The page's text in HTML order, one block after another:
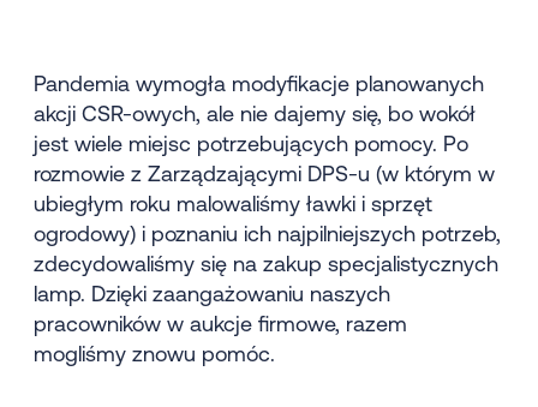
Pandemia wymogła modyfikacje planowanych
akcji CSR-owych, ale nie dajemy się, bo wokół
jest wiele miejsc potrzebujących pomocy. Po
rozmowie z Zarządzającymi DPS-u (w którym w
ubiegłym roku malowaliśmy ławki i sprzęt
ogrodowy) i poznaniu ich najpilniejszych potrzeb,
zdecydowaliśmy się na zakup specjalistycznych
lamp. Dzięki zaangażowaniu naszych
pracowników w aukcje firmowe, razem
mogliśmy znowu pomóc.